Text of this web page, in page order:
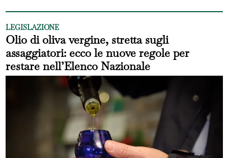
LEGISLAZIONE
Olio di oliva vergine, stretta sugli
assaggiatori: ecco le nuove regole per
restare nell’Elenco Nazionale